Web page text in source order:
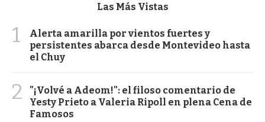
Las Más Vistas
1
Alerta amarilla por vientos fuertes y
persistentes abarca desde Montevideo hasta
el Chuy
2
"¡Volvé a Adeom!": el filoso comentario de
Yesty Prieto a Valeria Ripoll en plena Cena de
Famosos